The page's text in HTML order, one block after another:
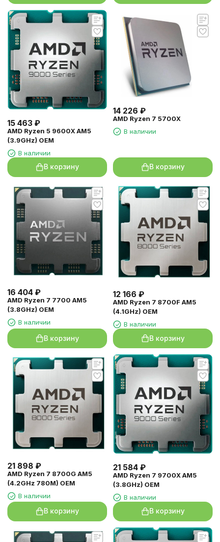
15 463 ₽
AMD Ryzen 5 9600X AM5
(3.9GHz) OEM
В наличии
В корзину
14 226 ₽
AMD Ryzen 7 5700X
В наличии
В корзину
16 404 ₽
AMD Ryzen 7 7700 AM5
(3.8GHz) OEM
В наличии
В корзину
12 166 ₽
AMD Ryzen 7 8700F AM5
(4.1GHz) OEM
В наличии
В корзину
21 898 ₽
AMD Ryzen 7 8700G AM5
(4.2GHz 780M) OEM
В наличии
В корзину
21 584 ₽
AMD Ryzen 7 9700X AM5
(3.8GHz) OEM
В наличии
В корзину